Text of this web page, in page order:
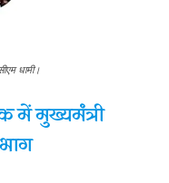
धामी।
में मुख्यमंत्री